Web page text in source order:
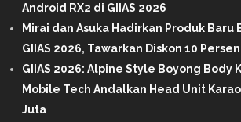
Android RX2 di GIIAS 2026
Mirai dan Asuka Hadirkan Produk
GIIAS 2026, Tawarkan Diskon 10
GIIAS 2026: Alpine Style Boyong Body
Mobile Tech Andalkan Head Unit
Juta